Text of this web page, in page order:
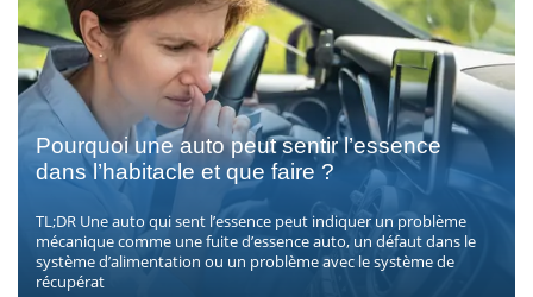
Pourquoi une auto peut sentir l’essence
dans l’habitacle et que faire ?
TL;DR Une auto qui sent l’essence peut indiquer un problème
mécanique comme une fuite d’essence auto, un défaut dans le
système d’alimentation ou un problème avec le système de
récupérat